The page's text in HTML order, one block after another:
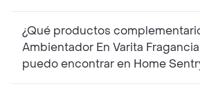
¿Qué productos
Ambientador En Varita
puedo encontrar en Home